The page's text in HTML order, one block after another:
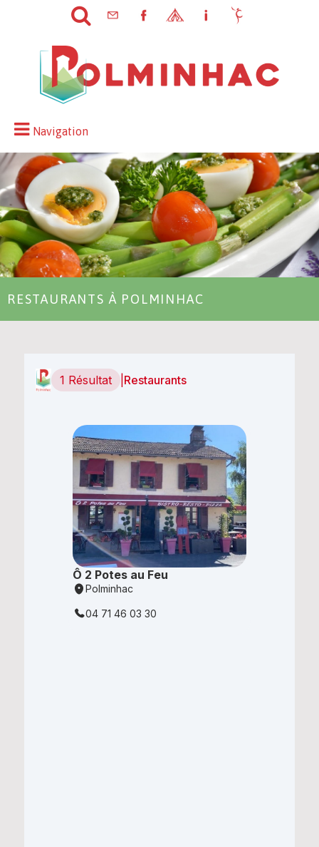
Navigation
RESTAURANTS À POLMINHAC